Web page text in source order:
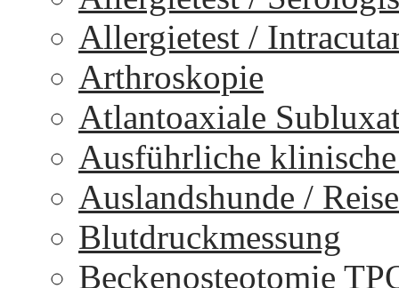
Allergietest /
Arthroskopie
Atlantoaxiale
Ausführliche
Auslandshunde /
Blutdruckmessung
Beckenosteotomie